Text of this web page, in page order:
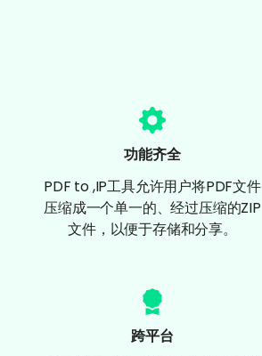
功能齐全
PDF to ,IP工具允许用户将PDF文件
压缩成一个单一的、经过压缩的ZIP
文件，以便于存储和分享。
跨平台